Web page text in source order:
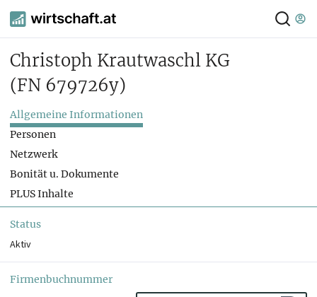
Christoph Krautwaschl KG
(FN 679726y)
Allgemeine Informationen
Personen
Netzwerk
Bonität u. Dokumente
PLUS Inhalte
Status
Aktiv
Firmenbuchnummer